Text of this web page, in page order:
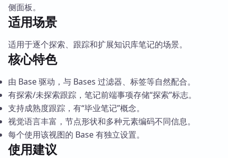
侧面板。
适用场景
适用于逐个探索、跟踪和扩展知识库笔记的场景。
核心特色
由 Base 驱动，与 Bases 过滤器、标签等自然配合。
有探索/未探索跟踪，笔记前端事项存储“探索”标志。
支持成熟度跟踪，有“毕业笔记”概念。
视觉语言丰富，节点形状和多种元素编码不同信息。
每个使用该视图的 Base 有独立设置。
使用建议